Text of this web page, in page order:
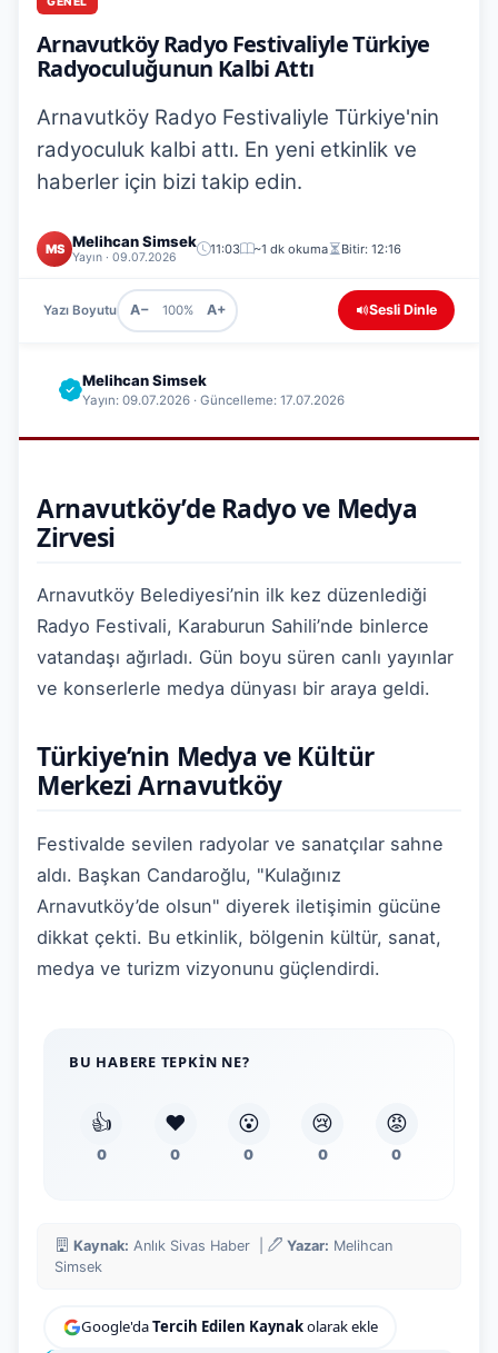
Arnavutköy Radyo Festivaliyle Türkiye
Radyoculuğunun Kalbi Attı
Arnavutköy Radyo Festivaliyle Türkiye'nin
radyoculuk kalbi attı. En yeni etkinlik ve
haberler için bizi takip edin.
MS Melihcan Simsek
Yayın · 09.07.2026
11:03 ~1 dk okuma Bitir: 12:16
Yazı Boyutu A− 100% A+ Sesli Dinle
Melihcan Simsek
Yayın: 09.07.2026 · Güncelleme: 17.07.2026
Arnavutköy’de Radyo ve Medya
Zirvesi
Arnavutköy Belediyesi’nin ilk kez düzenlediği
Radyo Festivali, Karaburun Sahili’nde binlerce
vatandaşı ağırladı. Gün boyu süren canlı yayınlar
ve konserlerle medya dünyası bir araya geldi.
Türkiye’nin Medya ve Kültür
Merkezi Arnavutköy
Festivalde sevilen radyolar ve sanatçılar sahne
aldı. Başkan Candaroğlu, "Kulağınız
Arnavutköy’de olsun" diyerek iletişimin gücüne
dikkat çekti. Bu etkinlik, bölgenin kültür, sanat,
medya ve turizm vizyonunu güçlendirdi.
BU HABERE TEPKIN NE?
👍
0
❤️
0
😮
0
😢
0
😡
0
Kaynak: Anlık Sivas Haber | Yazar: Melihcan
Simsek
Google'daTercih Edilen Kaynakolarak ekle